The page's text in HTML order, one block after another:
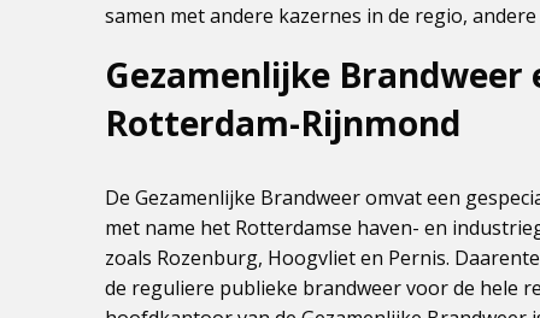
samen met andere kazernes in de regio,
Gezamenlijke Brandweer
Rotterdam-Rijnmond
De Gezamenlijke Brandweer omvat een
met name het Rotterdamse haven- en
zoals Rozenburg, Hoogvliet en Pernis.
de reguliere publieke brandweer voor de hele